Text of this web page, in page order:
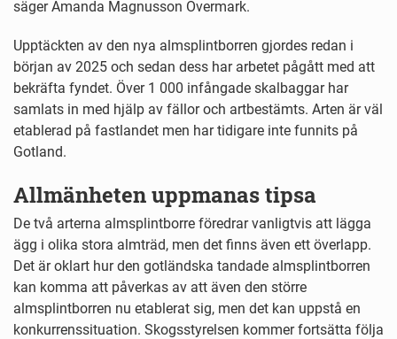
säger Amanda Magnusson Overmark.
Upptäckten av den nya almsplintborren gjordes redan i
början av 2025 och sedan dess har arbetet pågått med att
bekräfta fyndet. Över 1 000 infångade skalbaggar har
samlats in med hjälp av fällor och artbestämts. Arten är väl
etablerad på fastlandet men har tidigare inte funnits på
Gotland.
Allmänheten uppmanas tipsa
De två arterna almsplintborre föredrar vanligtvis att lägga
ägg i olika stora almträd, men det finns även ett överlapp.
Det är oklart hur den gotländska tandade almsplintborren
kan komma att påverkas av att även den större
almsplintborren nu etablerat sig, men det kan uppstå en
konkurrenssituation. Skogsstyrelsen kommer fortsätta följa